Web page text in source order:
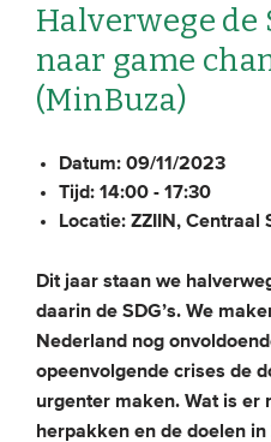
Van
Van
Halverwege de
naar game
(MinBuza)
Datum:09/11/2023
Tijd:14:00 - 17:30
Locatie:ZZIIN, Centraal
Dit jaar staan we
daarin de SDG’s. We
Nederland nog
opeenvolgende crises de
urgenter maken. Wat is er
herpakken en de doelen